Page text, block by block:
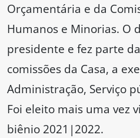
Orçamentária e da
Humanos e Minorias. O
presidente e fez parte
comissões da Casa, a
Administração, Serviço
Foi eleito mais uma vez
biênio 2021|2022.